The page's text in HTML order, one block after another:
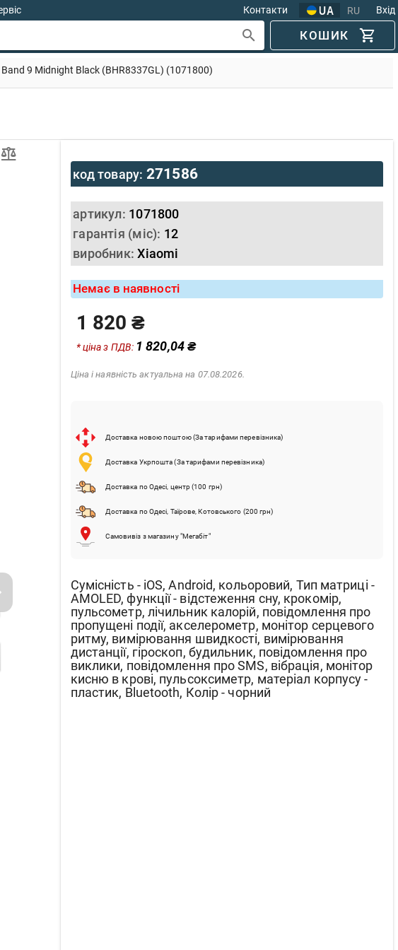
Вхід
RU
Контакти
КОШИК
9 Midnight Black (BHR8337GL) (1071800)
код товару: 271586
артикул: 1071800
гарантія (міс): 12
виробник:Xiaomi
Немає в наявності
1 820 ₴
* ціна з ПДВ: 1 820,04 ₴
Ціна і наявність актуальна на 07.08.2026.
Доставка новою поштою (За тарифами перевізника)
Доставка Укрпошта (За тарифами перевізника)
Доставка по Одесі, центр (100 грн)
Доставка по Одесі, Таїрове, Котовського (200 грн)
Самовивіз з магазину "Мегабіт"
Cумісність - iOS, Android, кольоровий, Тип матриці -
AMOLED, функції - відстеження сну, крокомір,
пульсометр, лічильник калорій, повідомлення про
пропущені події, акселерометр, монітор серцевого
ритму, вимірювання швидкості, вимірювання
дистанції, гіроскоп, будильник, повідомлення про
виклики, повідомлення про SMS, вібрація, монітор
кисню в крові, пульсоксиметр, матеріал корпусу -
пластик, Bluetooth, Колір - чорний